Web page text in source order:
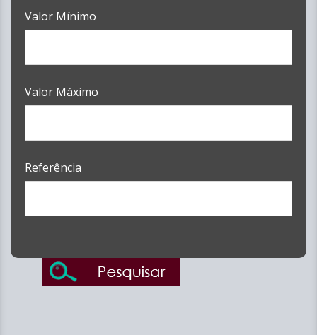
Valor Mínimo
Valor Máximo
Referência